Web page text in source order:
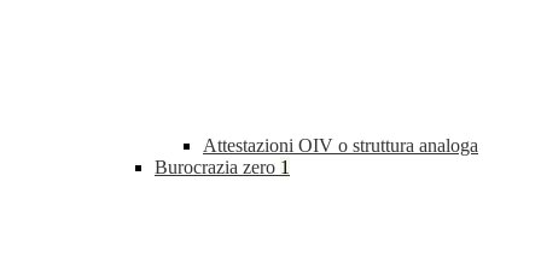
Attestazioni OIV o struttura analoga
Burocrazia zero 1